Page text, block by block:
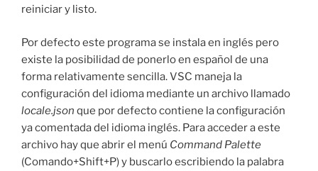
reiniciar y listo.
Por defecto este programa se instala en inglés pero
existe la posibilidad de ponerlo en español de una
forma relativamente sencilla. VSC maneja la
configuración del idioma mediante un archivo llamado
locale.json que por defecto contiene la configuración
ya comentada del idioma inglés. Para acceder a este
archivo hay que abrir el menú Command Palette
(Comando+Shift+P) y buscarlo escribiendo la palabra